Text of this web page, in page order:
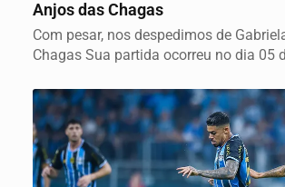
Anjos das Chagas
Com pesar, nos despedimos de
Chagas Sua partida ocorreu no dia 05